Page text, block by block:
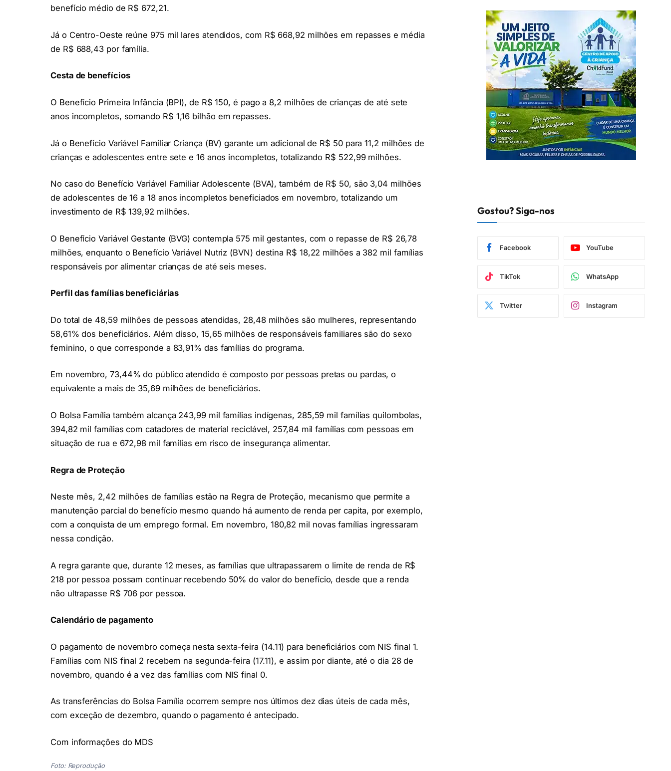
benefício médio de R$ 672,21.
Já o Centro-Oeste reúne 975 mil lares atendidos, com R$ 668,92 milhões em repasses e média
de R$ 688,43 por família.
Cesta de benefícios
O Benefício Primeira Infância (BPI), de R$ 150, é pago a 8,2 milhões de crianças de até sete
anos incompletos, somando R$ 1,16 bilhão em repasses.
Já o Benefício Variável Familiar Criança (BV) garante um adicional de R$ 50 para 11,2 milhões de
crianças e adolescentes entre sete e 16 anos incompletos, totalizando R$ 522,99 milhões.
No caso do Benefício Variável Familiar Adolescente (BVA), também de R$ 50, são 3,04 milhões
de adolescentes de 16 a 18 anos incompletos beneficiados em novembro, totalizando um
investimento de R$ 139,92 milhões.
O Benefício Variável Gestante (BVG) contempla 575 mil gestantes, com o repasse de R$ 26,78
milhões, enquanto o Benefício Variável Nutriz (BVN) destina R$ 18,22 milhões a 382 mil famílias
responsáveis por alimentar crianças de até seis meses.
Perfil das famílias beneficiárias
Do total de 48,59 milhões de pessoas atendidas, 28,48 milhões são mulheres, representando
58,61% dos beneficiários. Além disso, 15,65 milhões de responsáveis familiares são do sexo
feminino, o que corresponde a 83,91% das famílias do programa.
Em novembro, 73,44% do público atendido é composto por pessoas pretas ou pardas, o
equivalente a mais de 35,69 milhões de beneficiários.
O Bolsa Família também alcança 243,99 mil famílias indígenas, 285,59 mil famílias quilombolas,
394,82 mil famílias com catadores de material reciclável, 257,84 mil famílias com pessoas em
situação de rua e 672,98 mil famílias em risco de insegurança alimentar.
Regra de Proteção
Neste mês, 2,42 milhões de famílias estão na Regra de Proteção, mecanismo que permite a
manutenção parcial do benefício mesmo quando há aumento de renda per capita, por exemplo,
com a conquista de um emprego formal. Em novembro, 180,82 mil novas famílias ingressaram
nessa condição.
A regra garante que, durante 12 meses, as famílias que ultrapassarem o limite de renda de R$
218 por pessoa possam continuar recebendo 50% do valor do benefício, desde que a renda
não ultrapasse R$ 706 por pessoa.
Calendário de pagamento
O pagamento de novembro começa nesta sexta-feira (14.11) para beneficiários com NIS final 1.
Famílias com NIS final 2 recebem na segunda-feira (17.11), e assim por diante, até o dia 28 de
novembro, quando é a vez das famílias com NIS final 0.
As transferências do Bolsa Família ocorrem sempre nos últimos dez dias úteis de cada mês,
com exceção de dezembro, quando o pagamento é antecipado.
Com informações do MDS
Foto: Reprodução
Gostou? Siga-nos
Facebook YouTube
TikTok WhatsApp
Twitter Instagram